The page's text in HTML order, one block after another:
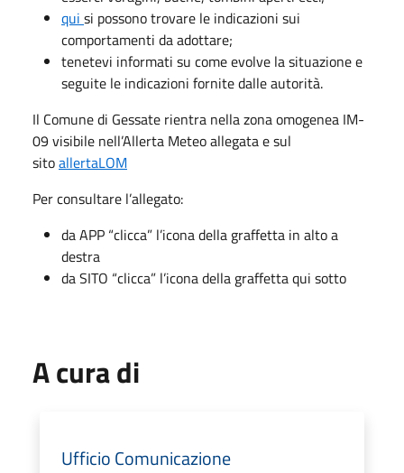
qui si possono trovare le indicazioni sui
comportamenti da adottare;
tenetevi informati su come evolve la situazione e
seguite le indicazioni fornite dalle autorità.
Il Comune di Gessate rientra nella zona omogenea IM-
09 visibile nell’Allerta Meteo allegata e sul
sitoallertaLOM
Per consultare l’allegato:
da APP “clicca” l’icona della graffetta in alto a
destra
da SITO “clicca” l’icona della graffetta qui sotto
A cura di
Ufficio Comunicazione